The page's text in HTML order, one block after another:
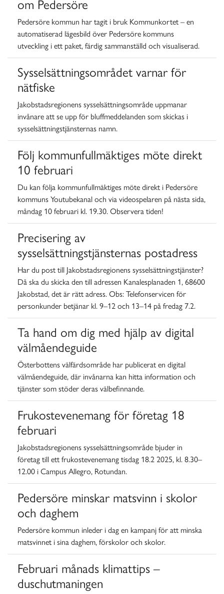
om Pedersöre
Pedersöre kommun har tagit i bruk Kommunkortet – en
automatiserad lägesbild över Pedersöre kommuns
utveckling i ett paket, färdig sammanställd och visualiserad.
Sysselsättningsområdet varnar för
nätfiske
Jakobstadsregionens sysselsättningsområde uppmanar
invånare att se upp för bluffmeddelanden som skickas i
sysselsättningstjänsternas namn.
Följ kommunfullmäktiges möte direkt
10 februari
Du kan följa kommunfullmäktiges möte direkt i Pedersöre
kommuns Youtubekanal och via videospelaren på nästa sida,
måndag 10 februari kl. 19.30. Observera tiden!
Precisering av
sysselsättningstjänsternas postadress
Har du post till Jakobstadsregionens sysselsättningstjänster?
Då ska du skicka den till adressen Kanalesplanaden 1, 68600
Jakobstad, det är rätt adress. Obs:Telefonservicen för
personkunder betjänar kl. 9–12 och 13–14 på fredag 7.2.
Ta hand om dig med hjälp av digital
välmåendeguide
Österbottens välfärdsområde har publicerat en digital
välmåendeguide, där invånarna kan hitta information och
tjänster som stöder deras välbefinnande.
Frukostevenemang för företag 18
februari
Jakobstadsregionens sysselsättningsområde bjuder in
företag till ett frukostevenemang tisdag 18.2 2025, kl. 8.30–
12.00 i Campus Allegro, Rotundan.
Pedersöre minskar matsvinn i skolor
och daghem
Pedersöre kommun inleder i dag en kampanj för att minska
matsvinnet i sina daghem, förskolor och skolor.
Februari månads klimattips –
duschutmaningen